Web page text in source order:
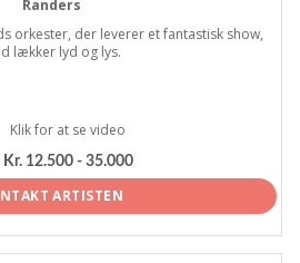
Randers
orkester, der leverer et fantastisk show,
lækker lyd og lys.
Klik for at se video
Kr. 12.500 - 35.000
ARTISTEN